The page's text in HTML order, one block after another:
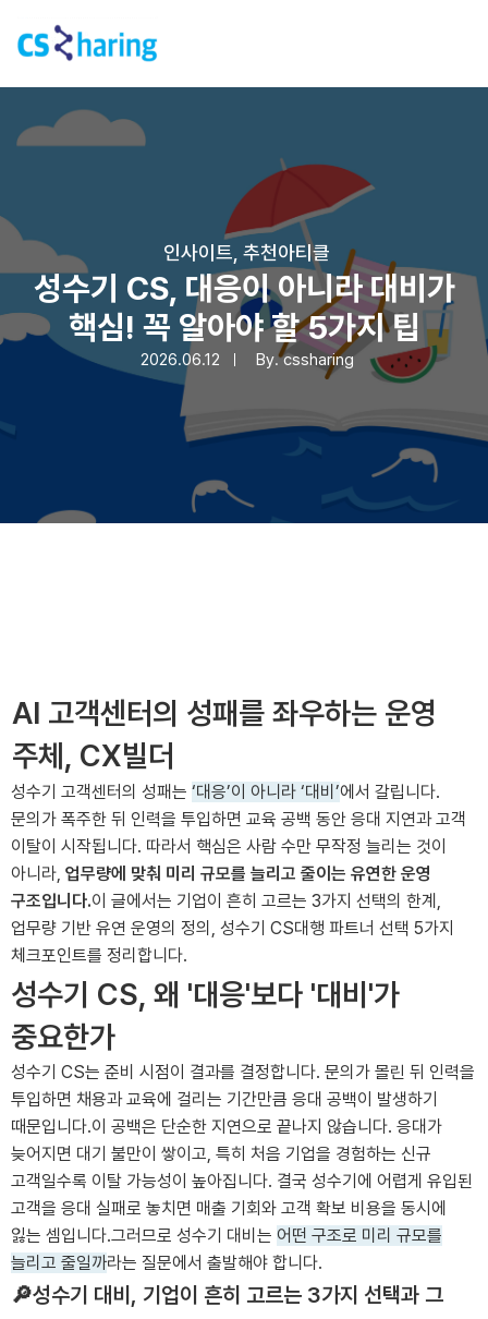
인사이트 추천아티클
성수기 CS, 대응이 아니라 대비가
핵심! 꼭 알아야 할 5가지 팁
2026.06.12 By.cssharing
AI 고객센터의 성패를 좌우하는 운영
주체, CX빌더
성수기 고객센터의 성패는 ‘대응’이 아니라 ‘대비’에서 갈립니다.
문의가 폭주한 뒤 인력을 투입하면 교육 공백 동안 응대 지연과 고객
이탈이 시작됩니다. 따라서 핵심은 사람 수만 무작정 늘리는 것이
아니라, 업무량에 맞춰 미리 규모를 늘리고 줄이는 유연한 운영
구조입니다.이 글에서는 기업이 흔히 고르는 3가지 선택의 한계,
업무량 기반 유연 운영의 정의, 성수기 CS대행 파트너 선택 5가지
체크포인트를 정리합니다.
성수기 CS, 왜 '대응'보다 '대비'가
중요한가
성수기 CS는 준비 시점이 결과를 결정합니다. 문의가 몰린 뒤 인력을
투입하면 채용과 교육에 걸리는 기간만큼 응대 공백이 발생하기
때문입니다.이 공백은 단순한 지연으로 끝나지 않습니다. 응대가
늦어지면 대기 불만이 쌓이고, 특히 처음 기업을 경험하는 신규
고객일수록 이탈 가능성이 높아집니다. 결국 성수기에 어렵게 유입된
고객을 응대 실패로 놓치면 매출 기회와 고객 확보 비용을 동시에
잃는 셈입니다.그러므로 성수기 대비는 어떤 구조로 미리 규모를
늘리고 줄일까라는 질문에서 출발해야 합니다.
🔎성수기 대비, 기업이 흔히 고르는 3가지 선택과 그